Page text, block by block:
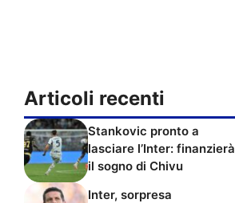
Articoli recenti
Stankovic pronto a
lasciare l’Inter: finanzierà
il sogno di Chivu
Inter, sorpresa